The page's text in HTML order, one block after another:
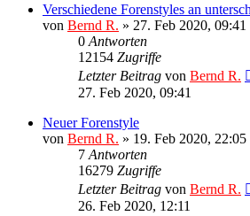
Verschiedene Forenstyles an
von Bernd R. » 27. Feb 2020, 09:41
0 Antworten
12154 Zugriffe
Letzter Beitrag von Bernd R.
27. Feb 2020, 09:41
Neuer Forenstyle
von Bernd R. » 19. Feb 2020, 22:05
7 Antworten
16279 Zugriffe
Letzter Beitrag von Bernd R.
26. Feb 2020, 12:11